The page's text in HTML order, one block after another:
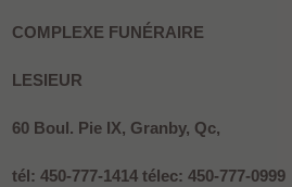
COMPLEXE FUNÉRAIRE
LESIEUR
60 Boul. Pie IX, Granby, Qc,
tél: 450-777-1414 télec: 450-777-0999